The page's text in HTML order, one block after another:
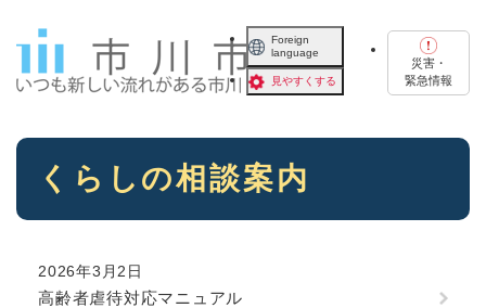
Foreign
language
見やすくする
災害・
緊急情報
本
くらしの相談案内
2026年3月2日
高齢者虐待対応マニュアル